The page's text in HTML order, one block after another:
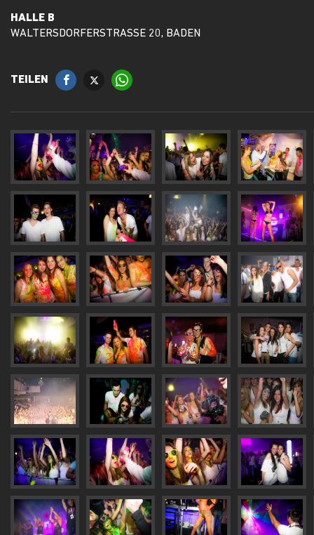
HALLE B
WALTERSDORFERSTRASSE 20, BADEN
TEILEN